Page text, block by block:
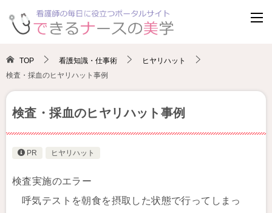
TOP 看護知識・仕事術
ヒヤリハット
検査・採血のヒヤリハット事例
検査・採血のヒヤリハット事例
PR ヒヤリハット
検査実施のエラー
呼気テストを朝食を摂取した状態で行ってしまっ